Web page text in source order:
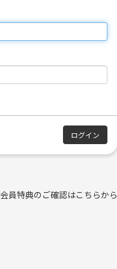
会員特典のご確認はこちらから